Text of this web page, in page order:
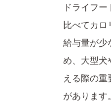
ドライフ
比べてカロ
給与量が少
め、大型犬
える際の
があります